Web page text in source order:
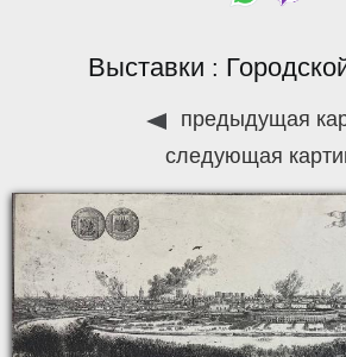
Выставки :
предыдущая
следующая